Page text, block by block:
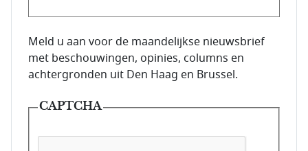
E-mailadres van de abonnee.
Meld u aan voor de maandelijkse nieuwsbrief
met beschouwingen, opinies, columns en
achtergronden uit Den Haag en Brussel.
CAPTCHA